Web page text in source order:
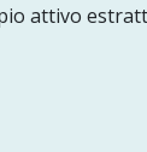
attivo